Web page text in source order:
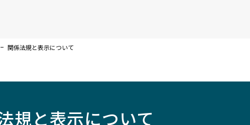
関係法規と表示について
規と表示について